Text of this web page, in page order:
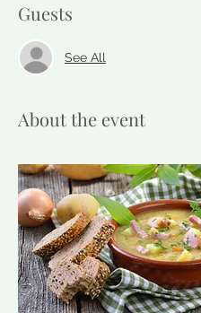
Guests
See All
About the event